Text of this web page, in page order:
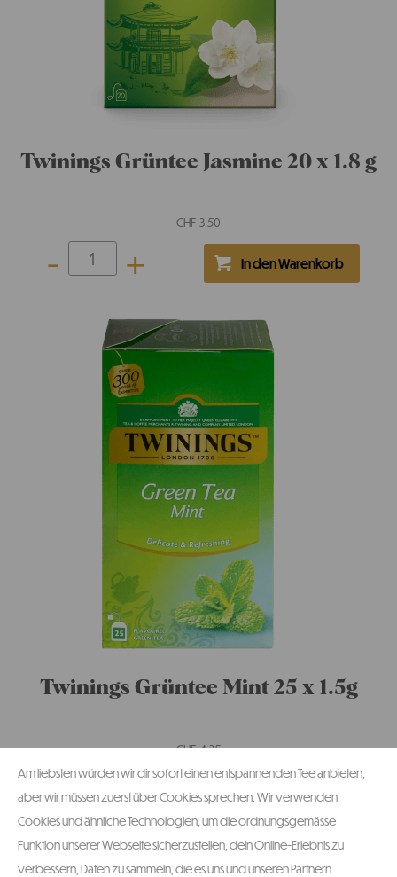
Twinings Grüntee Jasmine 20 x 1.8 g
CHF 3.50
- +
Twinings Grüntee Mint 25 x 1.5g
CHF4.35
- +
Am liebsten würden wir dir sofort einen entspannenden Tee anbieten,
aber wir müssen zuerst über Cookies sprechen. Wir verwenden
Cookies und ähnliche Technologien, um die ordnungsgemässe
Funktion unserer Webseite sicherzustellen, dein Online-Erlebnis zu
verbessern, Daten zu sammeln, die es uns und unseren Partnern